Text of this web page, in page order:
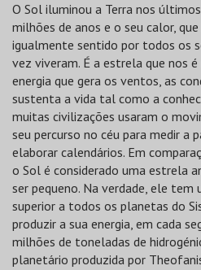
O Sol iluminou a Terra nos
milhões de anos e o seu calor,
igualmente sentido por todos os
vez viveram. É a estrela que nos
energia que gera os ventos, as
sustenta a vida tal como a
muitas civilizações usaram o
seu percurso no céu para medir a
elaborar calendários. Em
o Sol é considerado uma estrela
ser pequeno. Na verdade, ele tem
superior a todos os planetas do
produzir a sua energia, em cada
milhões de toneladas de
planetário produzida por